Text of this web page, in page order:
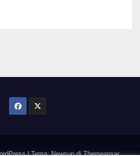
|Tema: Newsup diThemeansar.